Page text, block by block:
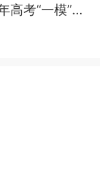
烟台约2.8万名高三学子启动2024年高考“一模”测试